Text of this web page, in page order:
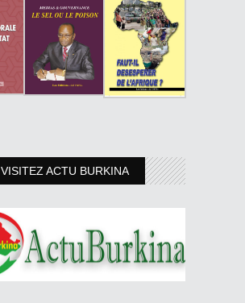
VISITEZ ACTU BURKINA